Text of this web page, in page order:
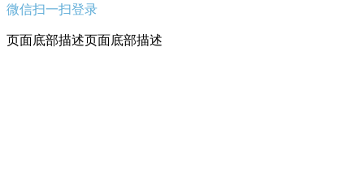
微信扫一扫登录
页面底部描述页面底部描述